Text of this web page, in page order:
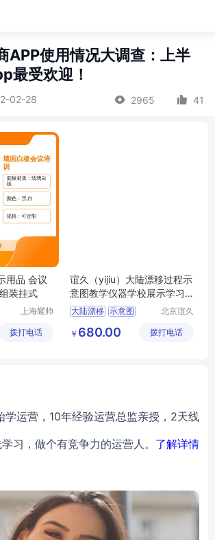
APP使用情况大调查：上半
最受欢迎！
02-28 2965 41
用品 会议
装挂式
上海耀帅
有限公司
拨打电话
谊久（yijiu）大陆漂移过程示
意图教学仪器学校展示学习
用品
大陆漂移 示意图
学习用品
北京谊久
公司
￥ 680.00 拨打电话
运营，10年经验运营总监亲授，2天线
习，做个有竞争力的运营人。 了解详情